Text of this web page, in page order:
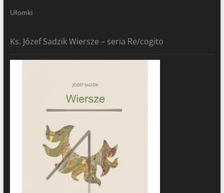
Ułomki
Ks. Józef Sadzik Wiersze – seria Re/cogito